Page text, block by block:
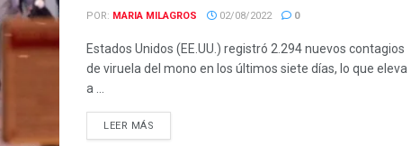
POR: MARIA MILAGROS 02/08/2022 0
Estados Unidos (EE.UU.) registró 2.294 nuevos contagios
de viruela del mono en los últimos siete días, lo que eleva
a ...
LEER MÁS